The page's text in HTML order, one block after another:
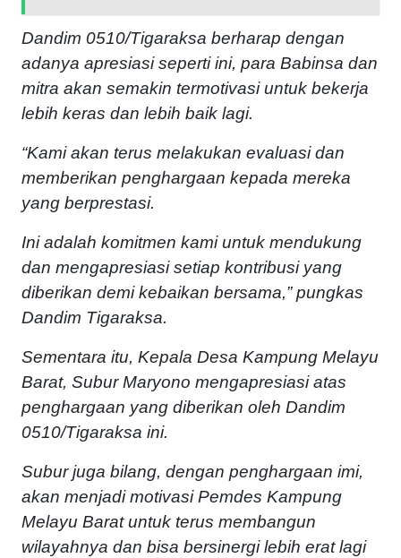
Dandim 0510/Tigaraksa berharap dengan
adanya apresiasi seperti ini, para Babinsa dan
mitra akan semakin termotivasi untuk bekerja
lebih keras dan lebih baik lagi.
“Kami akan terus melakukan evaluasi dan
memberikan penghargaan kepada mereka
yang berprestasi.
Ini adalah komitmen kami untuk mendukung
dan mengapresiasi setiap kontribusi yang
diberikan demi kebaikan bersama,” pungkas
Dandim Tigaraksa.
Sementara itu, Kepala Desa Kampung Melayu
Barat, Subur Maryono mengapresiasi atas
penghargaan yang diberikan oleh Dandim
0510/Tigaraksa ini.
Subur juga bilang, dengan penghargaan imi,
akan menjadi motivasi Pemdes Kampung
Melayu Barat untuk terus membangun
wilayahnya dan bisa bersinergi lebih erat lagi